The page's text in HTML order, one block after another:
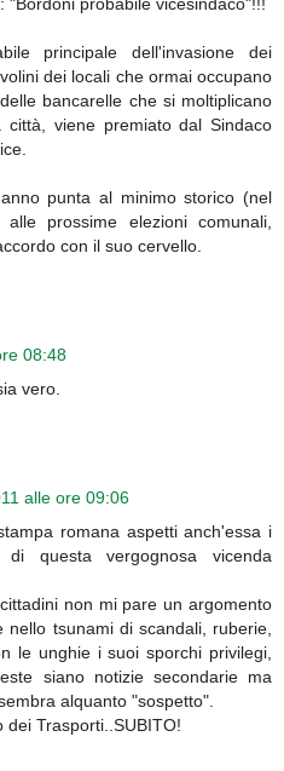
principale dell'invasione dei
dei locali che ormai occupano
bancarelle che si moltiplicano
città, viene premiato dal Sindaco
punta al minimo storico (nel
prossime elezioni comunali,
con il suo cervello.
08:48
vero.
alle ore 09:06
romana aspetti anch'essa i
questa vergognosa vicenda
non mi pare un argomento
nello tsunami di scandali, ruberie,
le unghie i suoi sporchi privilegi,
siano notizie secondarie ma
alquanto "sospetto".
dei Trasporti..SUBITO!